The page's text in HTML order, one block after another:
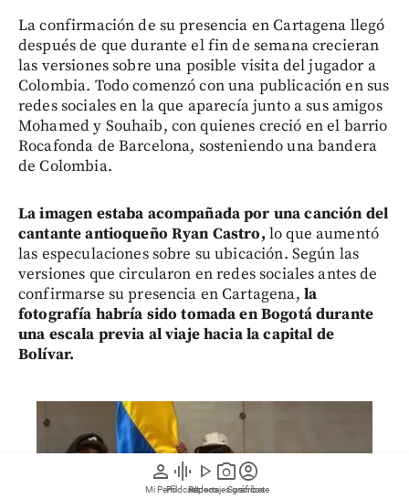
person
Mi Perfil
graphic_eq
Pódcast
play_arrow
Videos
photo_camera
Reportajes gráficos
account_circle
Suscríbete
La confirmación de su presencia en Cartagena llegó
después de que durante el fin de semana crecieran
las versiones sobre una posible visita del jugador a
Colombia. Todo comenzó con una publicación en sus
redes sociales en la que aparecía junto a sus amigos
Mohamed y Souhaib, con quienes creció en el barrio
Rocafonda de Barcelona, sosteniendo una bandera
de Colombia.
La imagen estaba acompañada por una canción del
cantante antioqueño Ryan Castro, lo que aumentó
las especulaciones sobre su ubicación. Según las
versiones que circularon en redes sociales antes de
confirmarse su presencia en Cartagena, la
fotografía habría sido tomada en Bogotá durante
una escala previa al viaje hacia la capital de
Bolívar.